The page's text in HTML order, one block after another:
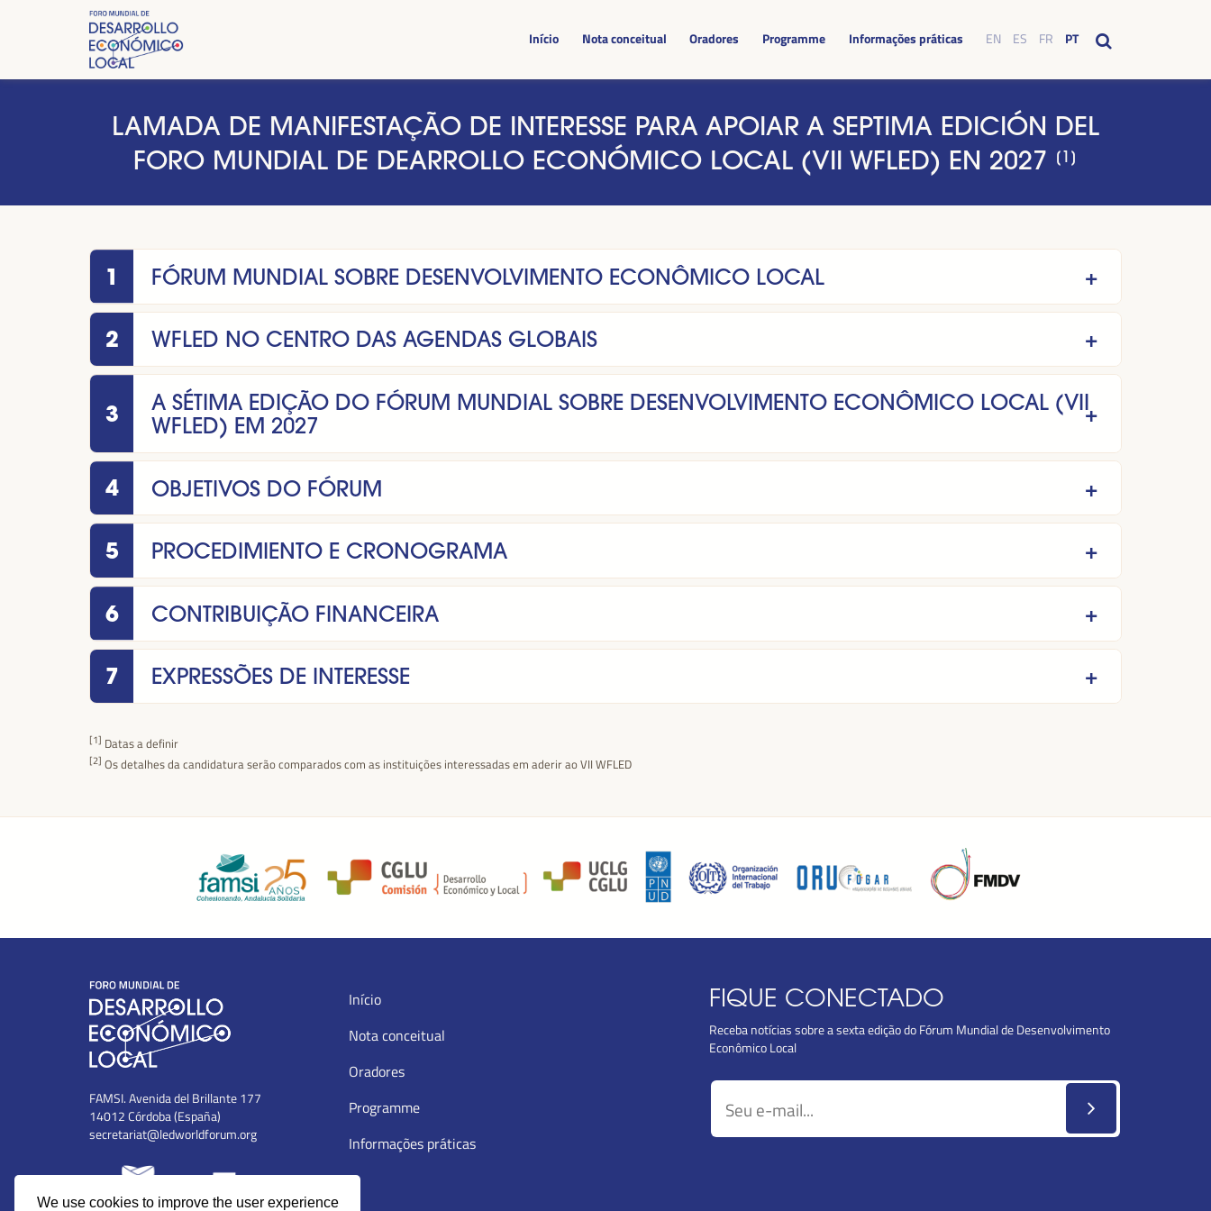
We use cookies to improve the user experience
Início Nota conceitual Oradores Programme Informações práticas EN ES FR PT
LAMADA DE MANIFESTAÇÃO DE INTERESSE PARA APOIAR A SEPTIMA EDICIÓN DEL
FORO MUNDIAL DE DEARROLLO ECONÓMICO LOCAL (VII WFLED) EN 2027 [1]
1 FÓRUM MUNDIAL SOBRE DESENVOLVIMENTO ECONÔMICO LOCAL
2 WFLED NO CENTRO DAS AGENDAS GLOBAIS
3
A SÉTIMA EDIÇÃO DO FÓRUM MUNDIAL SOBRE DESENVOLVIMENTO ECONÔMICO LOCAL (VII
WFLED) EM 2027
4 OBJETIVOS DO FÓRUM
5 PROCEDIMIENTO E CRONOGRAMA
6 CONTRIBUIÇÃO FINANCEIRA
7 EXPRESSÕES DE INTERESSE
[1] Datas a definir
[2] Os detalhes da candidatura serão comparados com as instituições interessadas em aderir ao VII WFLED
FAMSI. Avenida del Brillante 177
14012 Córdoba (España)
secretariat@ledworldforum.org
Início
Nota conceitual
Oradores
Programme
Informações práticas
FIQUE CONECTADO
Receba notícias sobre a sexta edição do Fórum Mundial de Desenvolvimento
Econômico Local